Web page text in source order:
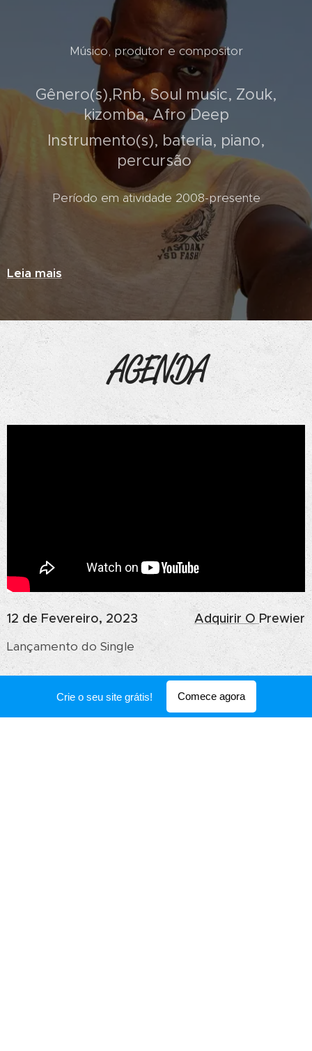
Músico, produtor e compositor
Gênero(s),Rnb, Soul music, Zouk,
kizomba, Afro Deep
Instrumento(s), bateria, piano,
percursão
Período em atividade 2008-presente
Leia mais
AGENDA
12 de Fevereiro, 2023
Lançamento do Single
Adquirir O Prewier
Toda AGENDA
Crie o seu site grátis! Comece agora